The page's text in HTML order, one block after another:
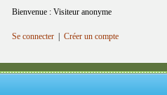
Bienvenue : Visiteur anonyme
Se connecter Créer un compte